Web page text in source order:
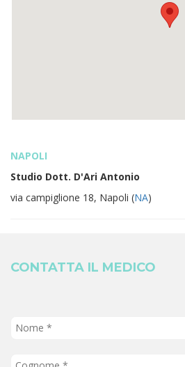
NAPOLI
Studio Dott. D'Ari Antonio
via campiglione 18, Napoli (NA)
CONTATTA IL MEDICO